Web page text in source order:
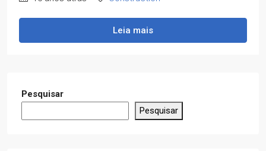
Leia mais
Pesquisar
Pesquisar